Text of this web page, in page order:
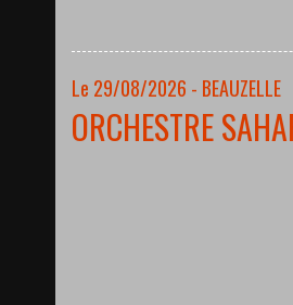
Le 29/08/2026 - BEAUZELLE
ORCHESTRE